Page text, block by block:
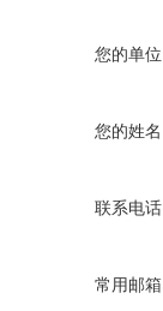
您的单
您的姓
联系电
常用邮